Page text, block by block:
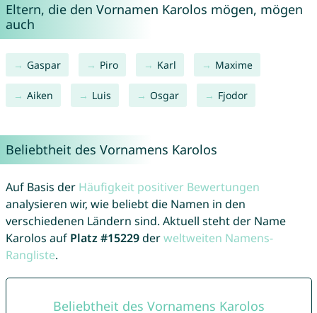
Eltern, die den Vornamen Karolos mögen, mögen
auch
Gaspar Piro Karl Maxime
Aiken Luis Osgar Fjodor
Beliebtheit des Vornamens Karolos
Auf Basis der Häufigkeit positiver Bewertungen
analysieren wir, wie beliebt die Namen in den
verschiedenen Ländern sind. Aktuell steht der Name
Karolos auf Platz #15229derweltweiten Namens-
Rangliste.